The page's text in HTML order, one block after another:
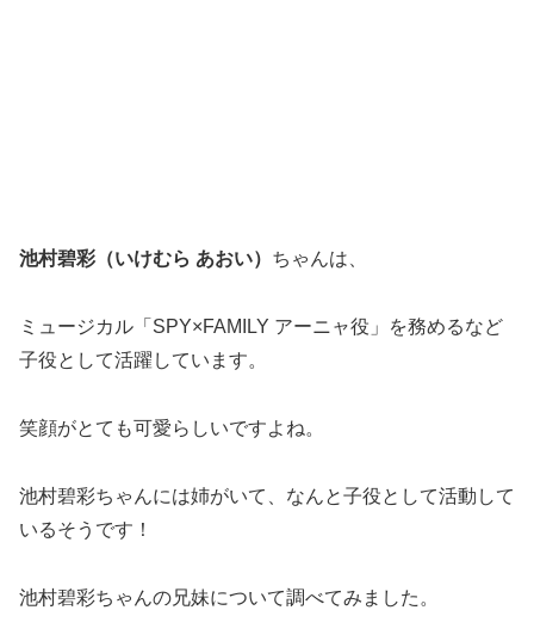
池村碧彩（いけむら あおい） ちゃんは、
ミュージカル「SPY×FAMILY アーニャ役」を務めるなど
子役として活躍しています。
笑顔がとても可愛らしいですよね。
池村碧彩ちゃんには姉がいて、なんと子役として活動して
いるそうです！
池村碧彩ちゃんの兄妹について調べてみました。